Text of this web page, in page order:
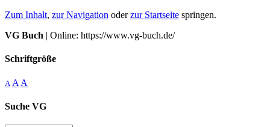
Zum Inhalt, zur Navigation oderzur Startseite springen.
VG Buch | Online: https://www.vg-buch.de/
Schriftgröße
A A A
Suche VG